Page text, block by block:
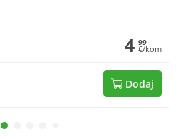
4 99
€/kom
Dodaj